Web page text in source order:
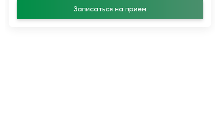
Записаться на прием